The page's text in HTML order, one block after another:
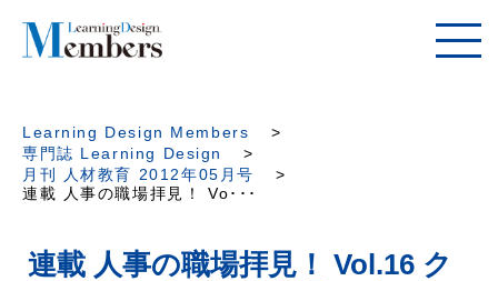
Learning Design Members
専門誌 Learning Design
月刊 人材教育 2012年05月号
連載 人事の職場拝見！ Vo･･･
連載 人事の職場拝見！ Vol.16 ク